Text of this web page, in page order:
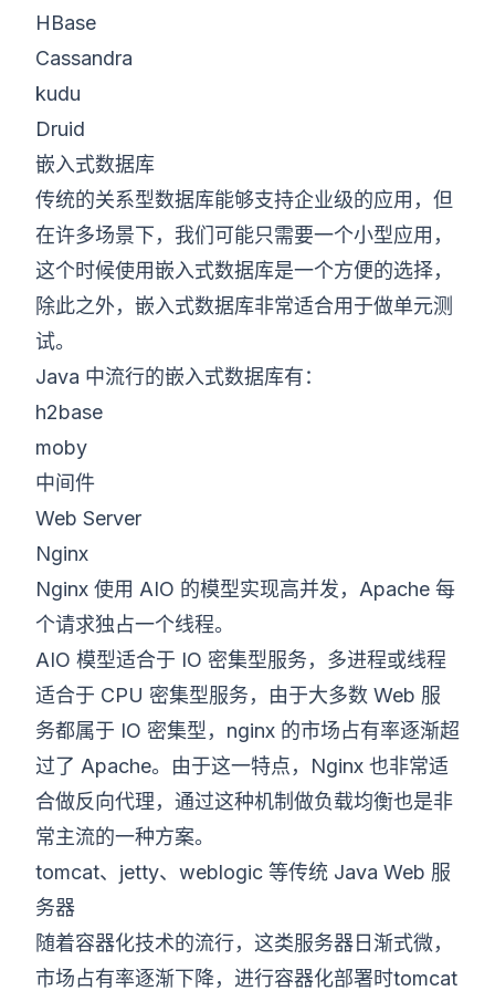
HBase
Cassandra
kudu
Druid
嵌入式数据库
传统的关系型数据库能够支持企业级的应用，但
在许多场景下，我们可能只需要一个小型应用，
这个时候使用嵌入式数据库是一个方便的选择，
除此之外，嵌入式数据库非常适合用于做单元测
试。
Java 中流行的嵌入式数据库有：
h2base
moby
中间件
Web Server
Nginx
Nginx 使用 AIO 的模型实现高并发，Apache 每
个请求独占一个线程。
AIO 模型适合于 IO 密集型服务，多进程或线程
适合于 CPU 密集型服务，由于大多数 Web 服
务都属于 IO 密集型，nginx 的市场占有率逐渐超
过了 Apache。由于这一特点，Nginx 也非常适
合做反向代理，通过这种机制做负载均衡也是非
常主流的一种方案。
tomcat、jetty、weblogic 等传统 Java Web 服
务器
随着容器化技术的流行，这类服务器日渐式微，
市场占有率逐渐下降，进行容器化部署时tomcat